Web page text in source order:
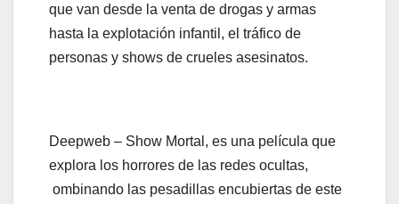
que van desde la venta de drogas y armas
hasta la explotación infantil, el tráfico de
personas y shows de crueles asesinatos.
Deepweb – Show Mortal, es una película que
explora los horrores de las redes ocultas,
ombinando las pesadillas encubiertas de este